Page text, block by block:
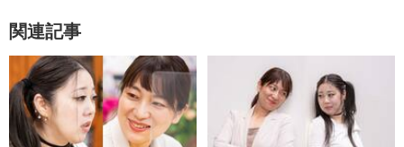
関連記事